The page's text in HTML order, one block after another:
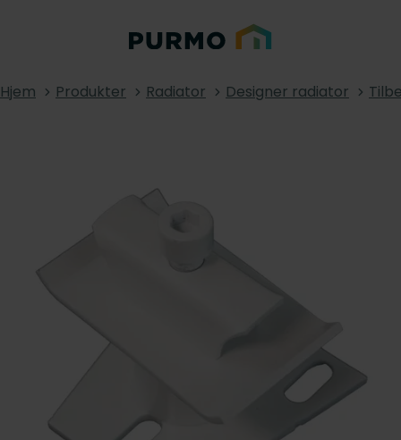
Hjem Produkter Radiator Designer radiator